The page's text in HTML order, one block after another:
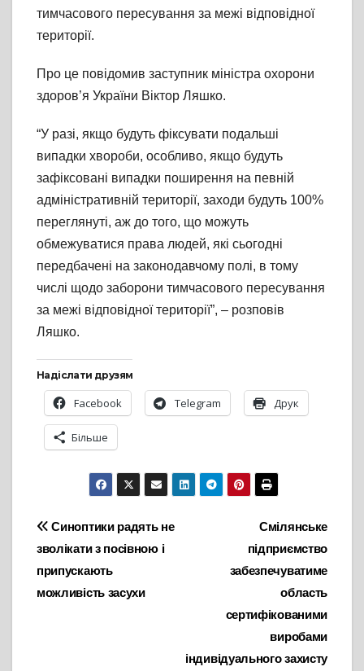
тимчасового пересування за межі відповідної
території.
Про це повідомив заступник міністра охорони
здоров’я України Віктор Ляшко.
“У разі, якщо будуть фіксувати подальші
випадки хвороби, особливо, якщо будуть
зафіксовані випадки поширення на певній
адміністративній території, заходи будуть 100%
переглянуті, аж до того, що можуть
обмежуватися права людей, які сьогодні
передбачені на законодавчому полі, в тому
числі щодо заборони тимчасового пересування
за межі відповідної території”, – розповів
Ляшко.
Надіслати друзям
Facebook Telegram Друк
Більше
Навігація
записів
Смілянське
підприємство
забезпечуватиме
область
сертифікованими
виробами
індивідуального захисту
Синоптики радять не
зволікати з посівною і
припускають
можливість засухи